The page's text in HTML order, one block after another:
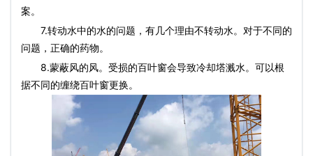
案。
7.转动水中的水的问题，有几个理由不转动水。对于不同的
问题，正确的药物。
8.蒙蔽风的风。受损的百叶窗会导致冷却塔溅水。可以根
据不同的缠绕百叶窗更换。